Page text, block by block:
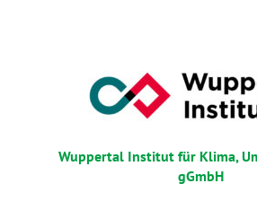
Wuppertal Institut für Klima,
gGmbH